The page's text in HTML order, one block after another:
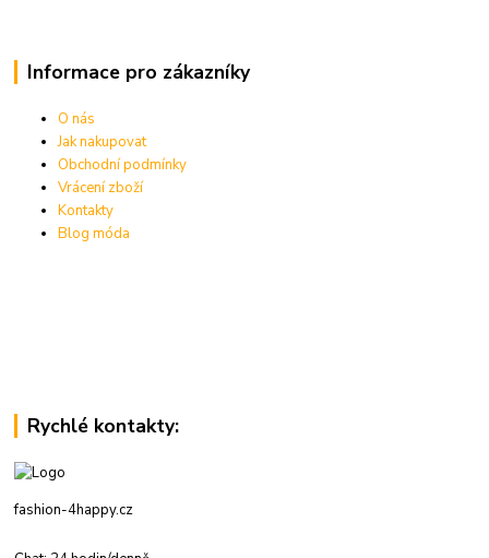
Informace pro zákazníky
O nás
Jak nakupovat
Obchodní podmínky
Vrácení zboží
Kontakty
Blog móda
Rychlé kontakty:
fashion-4happy.cz